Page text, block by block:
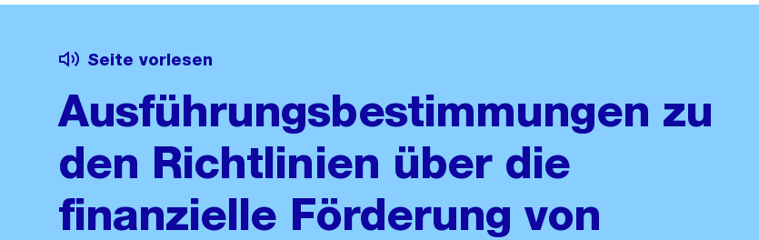
Seite vorlesen
Ausführungsbestimmungen zu
den Richtlinien über die
finanzielle Förderung von